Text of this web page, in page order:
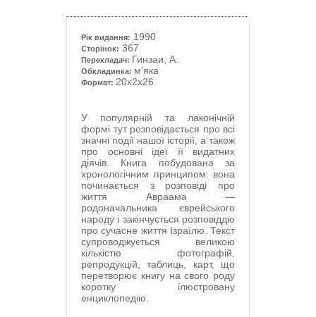
Рік видання: 1990
Сторінок: 367
Перекладач: Гинзаи, А.
Обкладинка: м'яка
Формат: 20x2x26
У популярній та лаконічній
формі тут розповідається про всі
значні події нашої історії, а також
про основні ідеї її видатних
діячів. Книга побудована за
хронологічним принципом: вона
починається з розповіді про
життя Авраама —
родоначальника єврейського
народу і закінчується розповіддю
про сучасне життя Ізраїлю. Текст
супроводжується великою
кількістю фотографій,
репродукцій, таблиць, карт, що
перетворює книгу на свого роду
коротку ілюстровану
енциклопедію.